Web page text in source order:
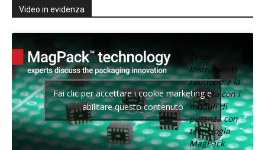
Video in evidenza
Texas
Instruments
raddoppia la
densità con i
moduli di
potenza con
tecnologia
MagPack.
Fai clic per accettare i cookie marketing e
abilitare questo contenuto